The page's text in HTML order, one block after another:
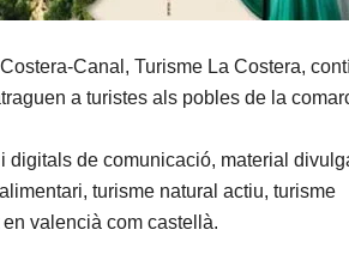
Canal, Turisme La Costera,
a turistes als pobles de la
digitals de comunicació, material
turisme natural actiu, turisme
en valencià com castellà.